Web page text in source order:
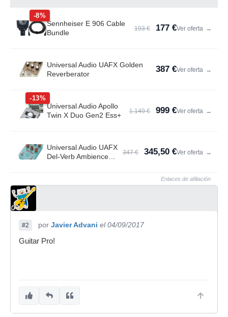
-8%
Sennheiser E 906 Cable
Bundle
193 € 177 €Ver oferta →
Universal Audio UAFX Golden
Reverberator
387 €Ver oferta →
-13%
Universal Audio Apollo
Twin X Duo Gen2 Ess+
1.149 € 999 €Ver oferta →
Universal Audio UAFX
Del-Verb Ambience
347 € 345,50 €Ver oferta →
Enlaces de afiliación
#2 por Javier Advani el 04/09/2017
Guitar Pro!